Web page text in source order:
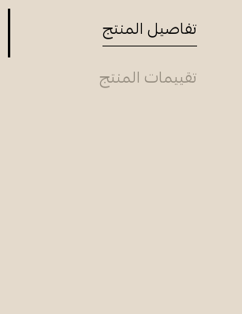
تفاصيل المنتج
تقييمات المنتج